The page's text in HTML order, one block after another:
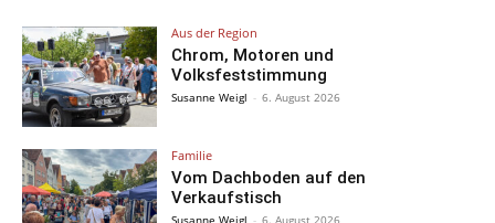
Aus der Region
Chrom, Motoren und
Volksfeststimmung
Susanne Weigl - 6. August 2026
Familie
Vom Dachboden auf den
Verkaufstisch